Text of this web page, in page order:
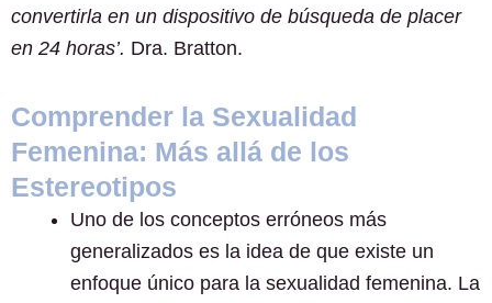
convertirla en un dispositivo de búsqueda de placer
en 24 horas’. Dra. Bratton.
Comprender la Sexualidad
Femenina: Más allá de los
Estereotipos
Uno de los conceptos erróneos más
generalizados es la idea de que existe un
enfoque único para la sexualidad femenina. La